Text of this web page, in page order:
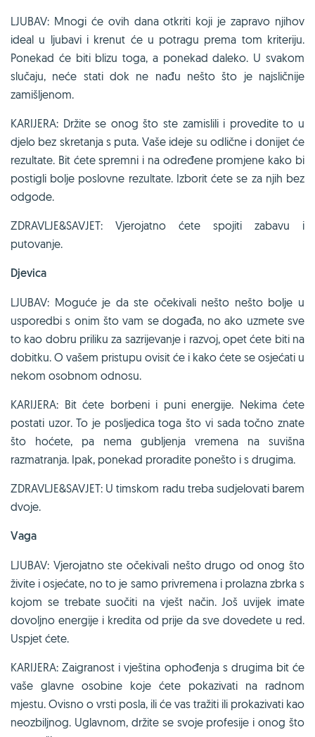
LJUBAV: Mnogi će ovih dana otkriti koji je zapravo njihov
ideal u ljubavi i krenut će u potragu prema tom kriteriju.
Ponekad će biti blizu toga, a ponekad daleko. U svakom
slučaju, neće stati dok ne nađu nešto što je najsličnije
zamišljenom.
KARIJERA: Držite se onog što ste zamislili i provedite to u
djelo bez skretanja s puta. Vaše ideje su odlične i donijet će
rezultate. Bit ćete spremni i na određene promjene kako bi
postigli bolje poslovne rezultate. Izborit ćete se za njih bez
odgode.
ZDRAVLJE&SAVJET: Vjerojatno ćete spojiti zabavu i
putovanje.
Djevica
LJUBAV: Moguće je da ste očekivali nešto nešto bolje u
usporedbi s onim što vam se događa, no ako uzmete sve
to kao dobru priliku za sazrijevanje i razvoj, opet ćete biti na
dobitku. O vašem pristupu ovisit će i kako ćete se osjećati u
nekom osobnom odnosu.
KARIJERA: Bit ćete borbeni i puni energije. Nekima ćete
postati uzor. To je posljedica toga što vi sada točno znate
što hoćete, pa nema gubljenja vremena na suvišna
razmatranja. Ipak, ponekad proradite ponešto i s drugima.
ZDRAVLJE&SAVJET: U timskom radu treba sudjelovati barem
dvoje.
Vaga
LJUBAV: Vjerojatno ste očekivali nešto drugo od onog što
živite i osjećate, no to je samo privremena i prolazna zbrka s
kojom se trebate suočiti na vješt način. Još uvijek imate
dovoljno energije i kredita od prije da sve dovedete u red.
Uspjet ćete.
KARIJERA: Zaigranost i vještina ophođenja s drugima bit će
vaše glavne osobine koje ćete pokazivati na radnom
mjestu. Ovisno o vrsti posla, ili će vas tražiti ili prokazivati kao
neozbiljnog. Uglavnom, držite se svoje profesije i onog što